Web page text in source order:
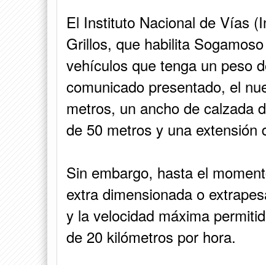
El Instituto Nacional de Vías
Grillos, que habilita
vehículos que tenga un peso
comunicado presentado, el
metros, un ancho de calzada
de 50 metros y una extensión
Sin embargo, hasta el
extra dimensionada o
y la velocidad máxima
de 20 kilómetros por hora.